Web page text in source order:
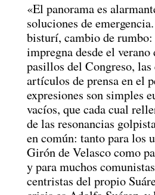
«El panorama es
soluciones de
bisturí, cambio de
impregna desde el
pasillos del Congreso,
artículos de prensa en el
expresiones son simples
vacíos, que cada cual
de las resonancias
en común: tanto para los
Girón de Velasco como
y para muchos
centristas del propio